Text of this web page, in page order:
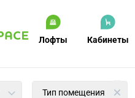
Лофты Кабинеты
Тип помещения